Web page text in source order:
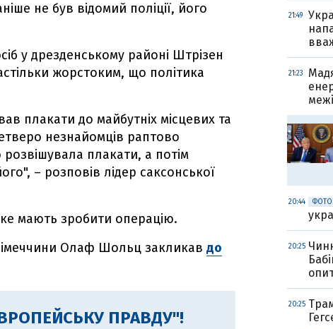
не був відомий поліції, його
у дрезденському районі Штрізен
жорстоким, що політика
плакати до майбутніх місцевих та
незнайомців раптово
плакати, а потім
– розповів лідер саксонської
мають зробити операцію.
Олаф Шольц закликав до
ПРАВДУ"!
21:49
21:23
20:44 ФОТО
20:25
20:25